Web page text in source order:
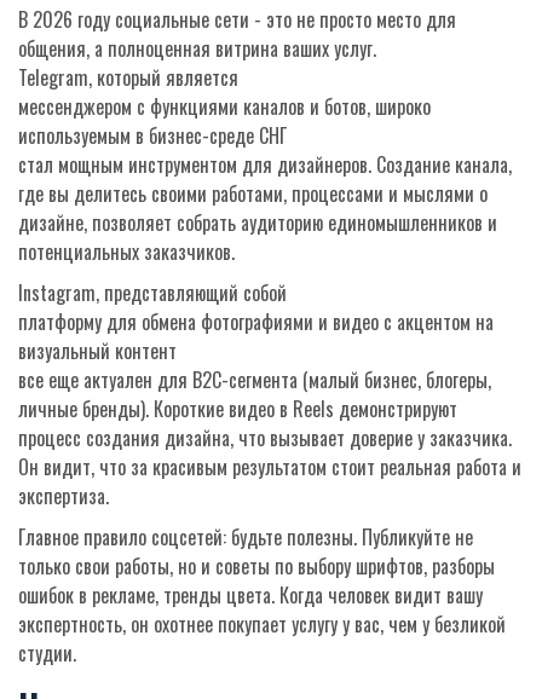
В 2026 году социальные сети - это не просто место для
общения, а полноценная витрина ваших услуг.
Telegram, который является
мессенджером с функциями каналов и ботов, широко
используемым в бизнес-среде СНГ
стал мощным инструментом для дизайнеров. Создание канала,
где вы делитесь своими работами, процессами и мыслями о
дизайне, позволяет собрать аудиторию единомышленников и
потенциальных заказчиков.
Instagram, представляющий собой
платформу для обмена фотографиями и видео с акцентом на
визуальный контент
все еще актуален для B2C-сегмента (малый бизнес, блогеры,
личные бренды). Короткие видео в Reels демонстрируют
процесс создания дизайна, что вызывает доверие у заказчика.
Он видит, что за красивым результатом стоит реальная работа и
экспертиза.
Главное правило соцсетей: будьте полезны. Публикуйте не
только свои работы, но и советы по выбору шрифтов, разборы
ошибок в рекламе, тренды цвета. Когда человек видит вашу
экспертность, он охотнее покупает услугу у вас, чем у безликой
студии.